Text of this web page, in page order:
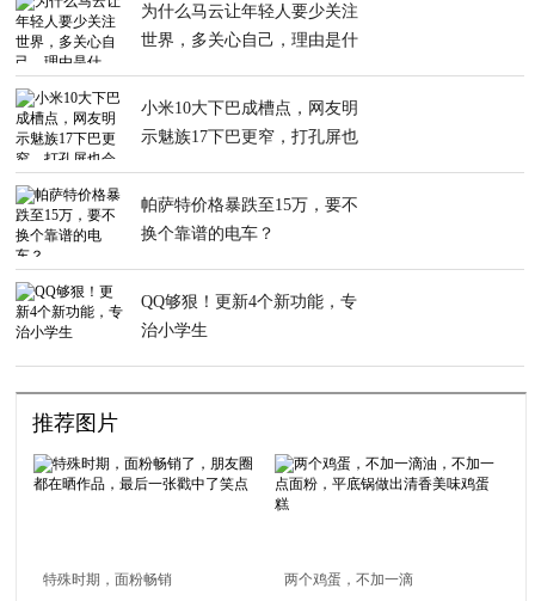
为什么马云让年轻人要少关注
世界，多关心自己，理由是什
小米10大下巴成槽点，网友明
示魅族17下巴更窄，打孔屏也
帕萨特价格暴跌至15万，要不
换个靠谱的电车？
QQ够狠！更新4个新功能，专
治小学生
推荐图片
特殊时期，面粉畅销 两个鸡蛋，不加一滴